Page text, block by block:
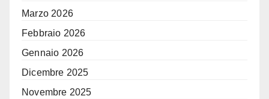
Marzo 2026
Febbraio 2026
Gennaio 2026
Dicembre 2025
Novembre 2025